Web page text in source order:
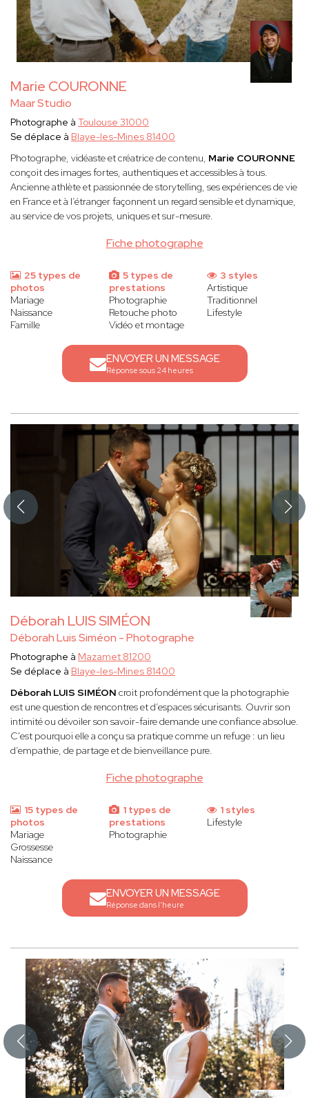
Marie COURONNE
Maar Studio
Fiche photographe
Photographe à Toulouse 31000
Se déplace à Blaye-les-Mines 81400
Photographe, vidéaste et créatrice de contenu, Marie COURONNE
conçoit des images fortes, authentiques et accessibles à tous.
Ancienne athlète et passionnée de storytelling, ses expériences de vie
en France et à l’étranger façonnent un regard sensible et dynamique,
au service de vos projets, uniques et sur-mesure.
25 types de
photos
Mariage
Naissance
Famille
5 types de
prestations
Photographie
Retouche photo
Vidéo et montage
3 styles
Artistique
Traditionnel
Lifestyle
ENVOYER UN MESSAGE
Réponse sous 24 heures
Déborah LUIS SIMÉON
Déborah Luis Siméon - Photographe
Fiche photographe
Photographe à Mazamet 81200
Se déplace à Blaye-les-Mines 81400
Déborah LUIS SIMÉON croit profondément que la photographie
est une question de rencontres et d’espaces sécurisants. Ouvrir son
intimité ou dévoiler son savoir-faire demande une confiance absolue.
C'est pourquoi elle a conçu sa pratique comme un refuge : un lieu
d’empathie, de partage et de bienveillance pure.
15 types de
photos
Mariage
Grossesse
Naissance
1 types de
prestations
Photographie
1 styles
Lifestyle
ENVOYER UN MESSAGE
Réponse dans l'heure